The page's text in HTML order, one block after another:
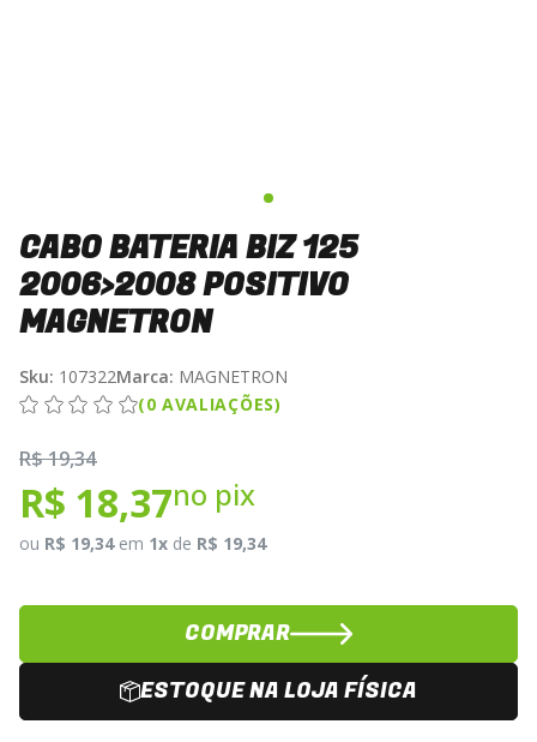
CABO BATERIA BIZ 125
2006>2008 POSITIVO
MAGNETRON
Sku: 107322Marca: MAGNETRON
(0 AVALIAÇÕES)
R$ 19,34
R$ 18,37no pix
ou R$ 19,34 em 1x de R$ 19,34
COMPRAR
ESTOQUE NA LOJA FÍSICA